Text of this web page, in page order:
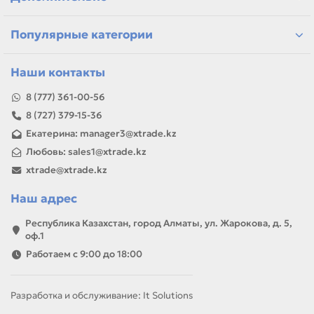
запаса.
Популярные категории
Наши контакты
8 (777) 361-00-56
8 (727) 379-15-36
Екатерина: manager3@xtrade.kz
Любовь: sales1@xtrade.kz
xtrade@xtrade.kz
Наш адрес
Республика Казахстан, город Алматы, ул. Жарокова, д. 5,
оф.1
Работаем с 9:00 до 18:00
Разработка и обслуживание: It Solutions